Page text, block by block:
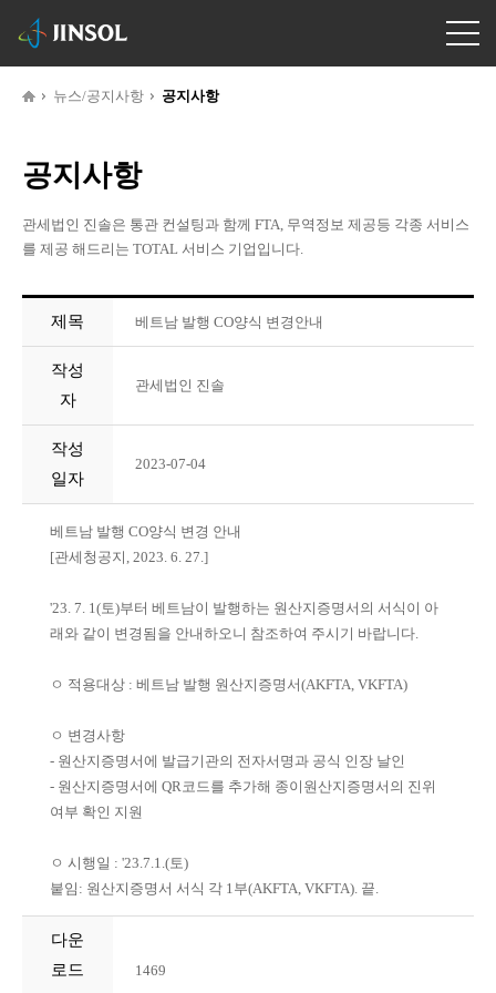
뉴스/공지사항 공지사항
공지사항
관세법인 진솔은 통관 컨설팅과 함께 FTA, 무역정보 제공등 각종 서비스
를 제공 해드리는 TOTAL 서비스 기업입니다.
제목 베트남 발행 CO양식 변경안내
작성
자
관세법인 진솔
작성
일자
2023-07-04
베트남 발행 CO양식 변경 안내
[관세청공지, 2023. 6. 27.]
'23. 7. 1(토)부터 베트남이 발행하는 원산지증명서의 서식이 아
래와 같이 변경됨을 안내하오니 참조하여 주시기 바랍니다.
ㅇ 적용대상 : 베트남 발행 원산지증명서(AKFTA, VKFTA)
ㅇ 변경사항
- 원산지증명서에 발급기관의 전자서명과 공식 인장 날인
- 원산지증명서에 QR코드를 추가해 종이원산지증명서의 진위
여부 확인 지원
ㅇ 시행일 : '23.7.1.(토)
붙임: 원산지증명서 서식 각 1부(AKFTA, VKFTA). 끝.
다운
로드
1469